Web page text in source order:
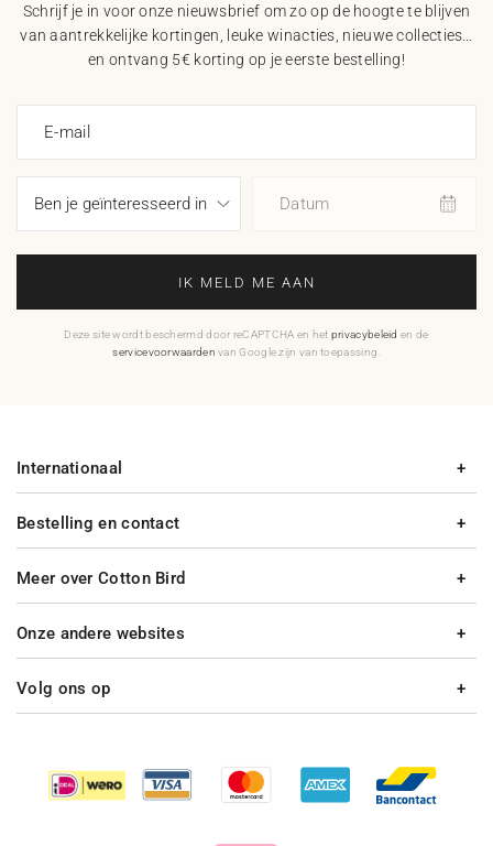
Schrijf je in voor onze nieuwsbrief om zo op de hoogte te blijven
van aantrekkelijke kortingen, leuke winacties, nieuwe collecties…
en ontvang 5€ korting op je eerste bestelling!
E-mail
Datum
IK MELD ME AAN
Deze site wordt beschermd door reCAPTCHA en het privacybeleid en de
servicevoorwaarden van Google zijn van toepassing.
Bestelling en contact
Meer over Cotton Bird
Internationaal
Onze andere websites
Volg ons op